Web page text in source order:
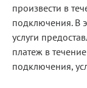
произвести в
подключения. В
услуги
платеж в
подключения,